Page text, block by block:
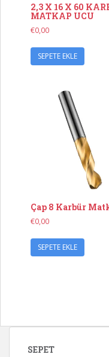
2,3 X 16 X 60
MATKAP UCU
€0,00
SEPETE EKLE
Çap 8 Karbür
€0,00
SEPETE EKLE
SEPET